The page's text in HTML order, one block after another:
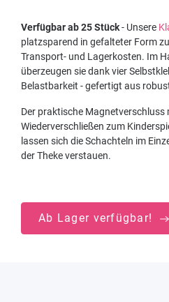
Verfügbar ab 25 Stück- Unsere
platzsparend in gefalteter Form
Transport- und Lagerkosten. Im
überzeugen sie dank vier
Belastbarkeit - gefertigt aus
Der praktische Magnetverschluss
Wiederverschließen zum
lassen sich die Schachteln im
der Theke verstauen.
Ab Lager verfügbar!